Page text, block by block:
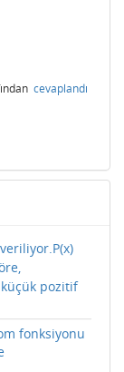
cevaplandı
pozitif
fonksiyonu